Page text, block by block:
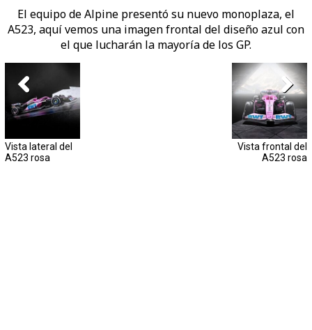
El equipo de Alpine presentó su nuevo monoplaza, el
A523, aquí vemos una imagen frontal del diseño azul con
el que lucharán la mayoría de los GP.
Vista lateral del
A523 rosa
Vista frontal del
A523 rosa